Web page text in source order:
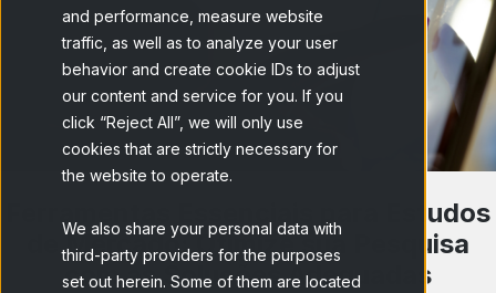
and performance, measure website
traffic, as well as to analyze your user
behavior and create cookie IDs to adjust
our content and service for you. If you
click “Reject All”, we will only use
cookies that are strictly necessary for
the website to operate.
We also share your personal data with
third-party providers for the purposes
set out herein. Some of them are located
Ferramentas Essenciais para Estudos
de Mercado: Otimize sua Pesquisa
com as Soluções Adequadas